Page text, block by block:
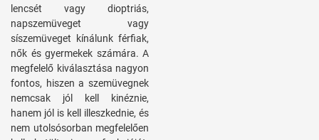
lencsét vagy dioptriás,
napszemüveget vagy
síszemüveget kínálunk férfiak,
nők és gyermekek számára. A
megfelelő kiválasztása nagyon
fontos, hiszen a szemüvegnek
nemcsak jól kell kinéznie,
hanem jól is kell illeszkednie, és
nem utolsósorban megfelelően